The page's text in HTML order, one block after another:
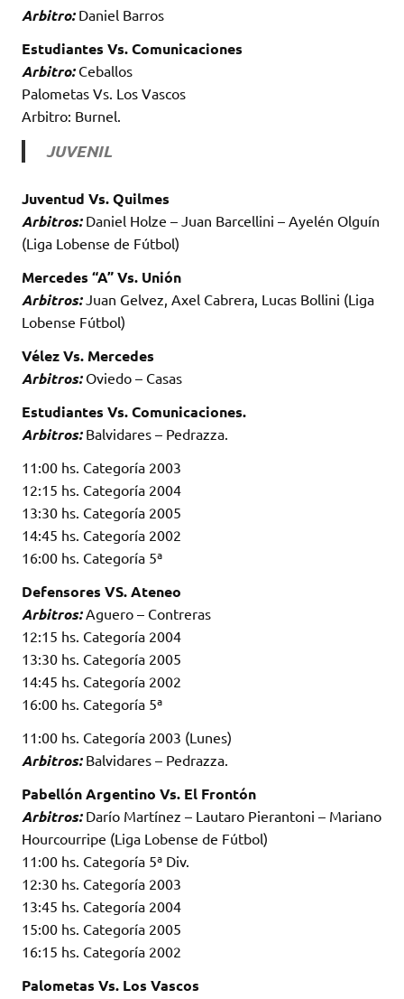
Arbitro:Daniel Barros
Estudiantes Vs. Comunicaciones
Arbitro:Ceballos
Palometas Vs. Los Vascos
Arbitro: Burnel.
JUVENIL
Juventud Vs. Quilmes
Arbitros:Daniel Holze – Juan Barcellini – Ayelén Olguín
(Liga Lobense de Fútbol)
Mercedes “A” Vs. Unión
Arbitros:Juan Gelvez, Axel Cabrera, Lucas Bollini (Liga
Lobense Fútbol)
Vélez Vs. Mercedes
Arbitros:Oviedo – Casas
Estudiantes Vs. Comunicaciones.
Arbitros:Balvidares – Pedrazza.
11:00 hs. Categoría 2003
12:15 hs. Categoría 2004
13:30 hs. Categoría 2005
14:45 hs. Categoría 2002
16:00 hs. Categoría 5ª
Defensores VS. Ateneo
Arbitros:Aguero – Contreras
12:15 hs. Categoría 2004
13:30 hs. Categoría 2005
14:45 hs. Categoría 2002
16:00 hs. Categoría 5ª
11:00 hs. Categoría 2003 (Lunes)
Arbitros:Balvidares – Pedrazza.
Pabellón Argentino Vs. El Frontón
Arbitros:Darío Martínez – Lautaro Pierantoni – Mariano
Hourcourripe (Liga Lobense de Fútbol)
11:00 hs. Categoría 5ª Div.
12:30 hs. Categoría 2003
13:45 hs. Categoría 2004
15:00 hs. Categoría 2005
16:15 hs. Categoría 2002
Palometas Vs. Los Vascos